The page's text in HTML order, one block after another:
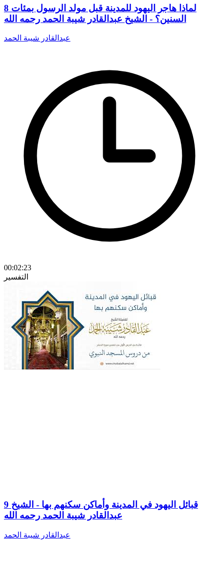
8 لماذا هاجر اليهود للمدينة قبل مولد الرسول بمئات
السنين؟ - الشيخ عبدالقادر شيبة الحمد رحمه الله
عبدالقادر شيبة الحمد
00:02:23
التفسير
9 قبائل اليهود في المدينة وأماكن سكنهم بها - الشيخ
عبدالقادر شيبة الحمد رحمه الله
عبدالقادر شيبة الحمد